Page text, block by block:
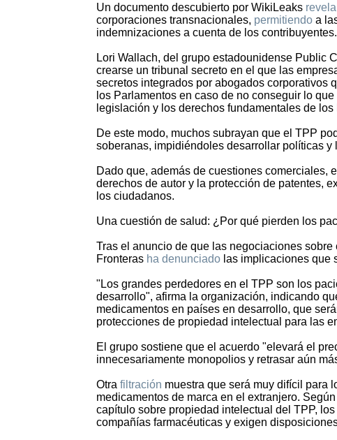
Un documento descubierto por WikiLeaks revela
corporaciones transnacionales, permitiendo a
indemnizaciones a cuenta de los contribuyentes.
Lori Wallach, del grupo estadounidense Public
crearse un tribunal secreto en el que las
secretos integrados por abogados corporativos
los Parlamentos en caso de no conseguir lo
legislación y los derechos fundamentales de
De este modo, muchos subrayan que el TPP
soberanas, impidiéndoles desarrollar políticas
Dado que, además de cuestiones comerciales,
derechos de autor y la protección de patentes,
los ciudadanos.
Una cuestión de salud: ¿Por qué pierden los
Tras el anuncio de que las negociaciones
Fronteras ha denunciado las implicaciones que
"Los grandes perdedores en el TPP son los
desarrollo", afirma la organización, indicando
medicamentos en países en desarrollo, que
protecciones de propiedad intelectual para las
El grupo sostiene que el acuerdo "elevará el
innecesariamente monopolios y retrasar aún
Otra filtración muestra que será muy difícil para
medicamentos de marca en el extranjero.
capítulo sobre propiedad intelectual del TPP,
compañías farmacéuticas y exigen